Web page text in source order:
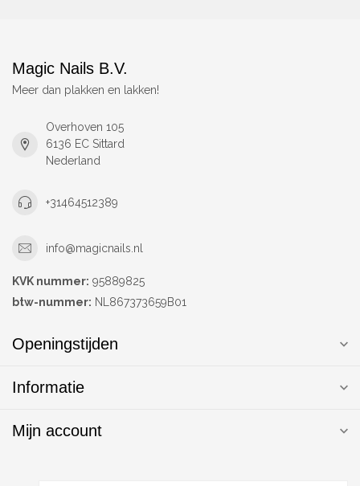
Magic Nails B.V.
Meer dan plakken en lakken!
Overhoven 105
6136 EC Sittard
Nederland
+31464512389
info@magicnails.nl
KVK nummer: 95889825
btw-nummer: NL867373659B01
Openingstijden
Informatie
Mijn account